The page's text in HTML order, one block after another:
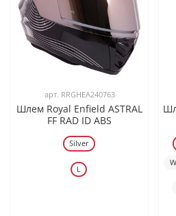
арт. RRGHEA240763
Шлем Royal Enfield ASTRAL
FF RAD ID ABS
Silver
L